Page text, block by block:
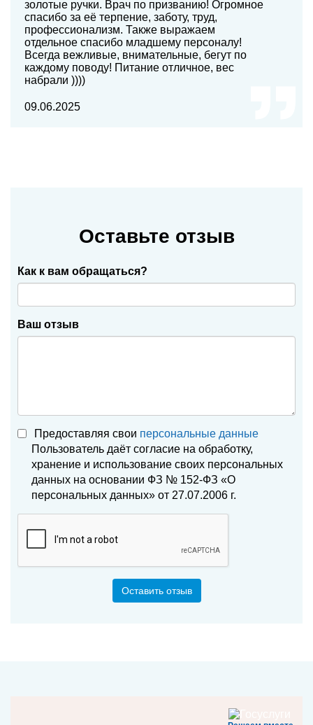
золотые ручки. Врач по призванию! Огромное
спасибо за её терпение, заботу, труд,
профессионализм. Также выражаем
отдельное спасибо младшему персоналу!
Всегда вежливые, внимательные, бегут по
каждому поводу! Питание отличное, вес
набрали ))))
09.06.2025
Оставьте отзыв
Как к вам обращаться?
Ваш отзыв
Предоставляя свои персональные данные
Пользователь даёт согласие на обработку,
хранение и использование своих персональных
данных на основании ФЗ № 152-ФЗ «О
персональных данных» от 27.07.2006 г.
Оставить отзыв